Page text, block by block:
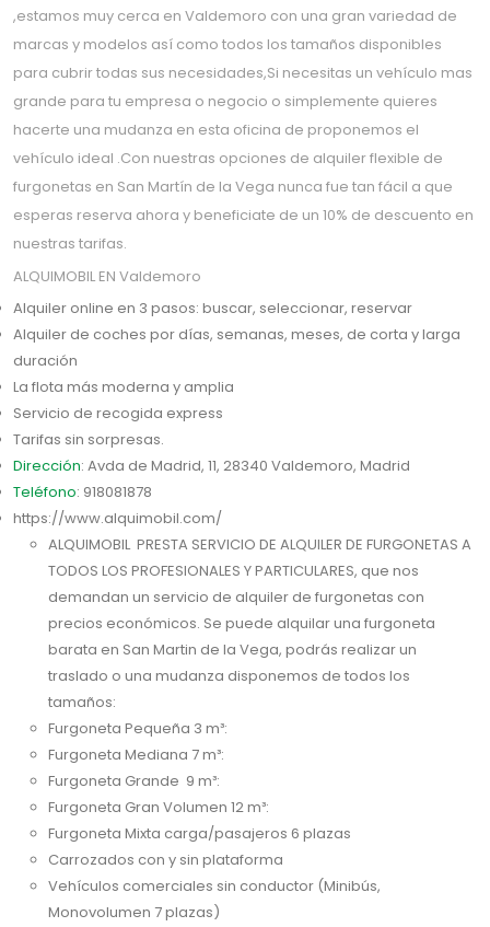
,estamos muy cerca en Valdemoro con una gran variedad de
marcas y modelos así como todos los tamaños disponibles
para cubrir todas sus necesidades,Si necesitas un vehículo mas
grande para tu empresa o negocio o simplemente quieres
hacerte una mudanza en esta oficina de proponemos el
vehículo ideal .Con nuestras opciones de alquiler flexible de
furgonetas en San Martín de la Vega nunca fue tan fácil a que
esperas reserva ahora y beneficiate de un 10% de descuento en
nuestras tarifas.
ALQUIMOBIL EN Valdemoro
Alquiler online en 3 pasos: buscar, seleccionar, reservar
Alquiler de coches por días, semanas, meses, de corta y larga
duración
La flota más moderna y amplia
Servicio de recogida express
Tarifas sin sorpresas.
Dirección: Avda de Madrid, 11, 28340 Valdemoro, Madrid
Teléfono: 918081878
https://www.alquimobil.com/
ALQUIMOBIL PRESTA SERVICIO DE ALQUILER DE FURGONETAS A
TODOS LOS PROFESIONALES Y PARTICULARES, que nos
demandan un servicio de alquiler de furgonetas con
precios económicos. Se puede alquilar una furgoneta
barata en San Martin de la Vega, podrás realizar un
traslado o una mudanza disponemos de todos los
tamaños:
Furgoneta Pequeña 3 m³:
Furgoneta Mediana 7 m³:
Furgoneta Grande 9 m³:
Furgoneta Gran Volumen 12 m³:
Furgoneta Mixta carga/pasajeros 6 plazas
Carrozados con y sin plataforma
Vehículos comerciales sin conductor (Minibús,
Monovolumen 7 plazas)